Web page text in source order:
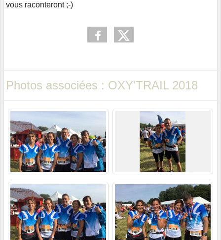
vous raconteront ;-)
Photos associées : OXY'TRAIL 2018